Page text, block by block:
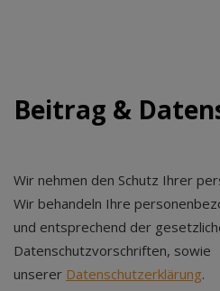
Beitrag &
Wir nehmen den Schutz Ihrer
Wir behandeln Ihre
und entsprechend der
Datenschutzvorschriften, sowie
unserer Datenschutzerklärung.